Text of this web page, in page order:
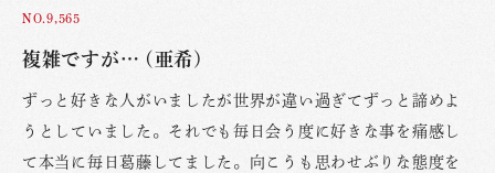
NO.9,565
複雑ですが… (亜希)
ずっと好きな人がいましたが世界が違い過ぎてずっと諦めよ
うとしていました。それでも毎日会う度に好きな事を痛感し
て本当に毎日葛藤してました。向こうも思わせぶりな態度を